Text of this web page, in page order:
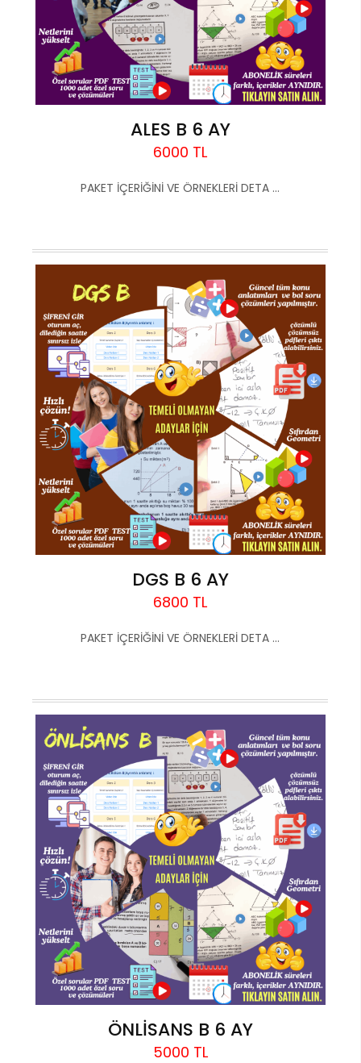
ALES B 6 AY
6000 TL
PAKET İÇERİĞİNİ VE ÖRNEKLERİ DETA ...
DGS B 6 AY
6800 TL
PAKET İÇERİĞİNİ VE ÖRNEKLERİ DETA ...
ÖNLİSANS B 6 AY
5000 TL